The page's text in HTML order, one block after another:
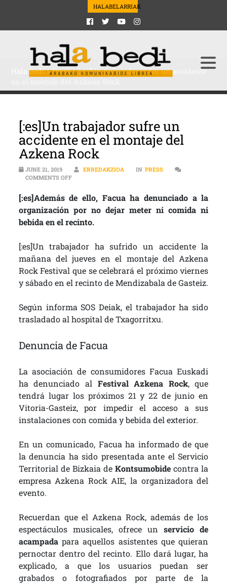
HALABELARRIAK
Hala Bedi>Press>[:es]Un trabajador sufre un accidente
[:es]Un trabajador sufre un
accidente en el montaje del
Azkena Rock
JUNE 21, 2019 ERREDAKZIOA IN PRESS
COMMENTS OFFON [:ES]UN TRABAJADOR SUFRE UN ACCIDENTE EN EL
[:es]Además de ello, Facua ha denunciado a la
organización por no dejar meter ni comida ni
bebida en el recinto.
[:es]Un trabajador ha sufrido un accidente la
mañana del jueves en el montaje del Azkena
Rock Festival que se celebrará el próximo viernes
y sábado en el recinto de Mendizabala de Gasteiz.
Según informa SOS Deiak, el trabajador ha sido
trasladado al hospital de Txagorritxu.
Denuncia de Facua
La asociación de consumidores Facua Euskadi
ha denunciado al Festival Azkena Rock, que
tendrá lugar los próximos 21 y 22 de junio en
Vitoria-Gasteiz, por impedir el acceso a sus
instalaciones con comida y bebida del exterior.
En un comunicado, Facua ha informado de que
la denuncia ha sido presentada ante el Servicio
Territorial de Bizkaia deKontsumobide contra la
empresa Azkena Rock AIE, la organizadora del
evento.
Recuerdan que el Azkena Rock, además de los
espectáculos musicales, ofrece un servicio de
acampadapara aquellos asistentes que quieran
pernoctar dentro del recinto. Ello dará lugar, ha
explicado, a que los usuarios puedan ser
grabados o fotografiados por parte de la